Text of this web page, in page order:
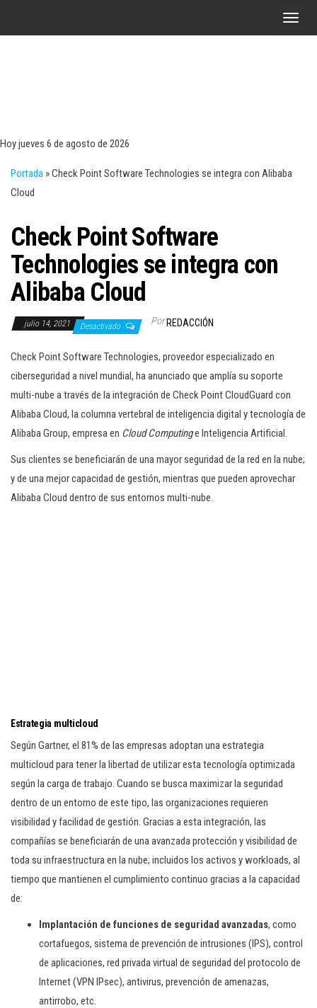
A
l
Hoy jueves 6 de agosto de 2026
Portada »Check Point Software Technologies se integra con Alibaba
Cloud
Check Point Software
Technologies se integra con
Alibaba Cloud
julio 14, 2021 Desactivado Por REDACCIÓN
Check Point Software Technologies, proveedor especializado en
ciberseguridad a nivel mundial, ha anunciado que amplía su soporte
multi-nube a través de la integración de Check Point CloudGuard con
Alibaba Cloud, la columna vertebral de inteligencia digital y tecnología de
Alibaba Group, empresa en Cloud Computinge Inteligencia Artificial.
Sus clientes se beneficiarán de una mayor seguridad de la red en la nube;
y de una mejor capacidad de gestión, mientras que pueden aprovechar
Alibaba Cloud dentro de sus entornos multi-nube.
Estrategia multicloud
Según Gartner, el 81% de las empresas adoptan una estrategia
multicloud para tener la libertad de utilizar esta tecnología optimizada
según la carga de trabajo. Cuando se busca maximizar la seguridad
dentro de un entorno de este tipo, las organizaciones requieren
visibilidad y facilidad de gestión. Gracias a esta integración, las
compañías se beneficiarán de una avanzada protección y visibilidad de
toda su infraestructura en la nube; incluidos los activos y workloads, al
tiempo que mantienen el cumplimiento continuo gracias a la capacidad
de:
Implantación de funciones de seguridad avanzadas, como
cortafuegos, sistema de prevención de intrusiones (IPS), control
de aplicaciones, red privada virtual de seguridad del protocolo de
Internet (VPN IPsec), antivirus, prevención de amenazas,
antirrobo, etc.